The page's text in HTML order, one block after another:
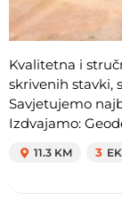
Kvalitetna i
skrivenih stavki,
Savjetujemo
Izdvajamo:
11.3 KM 3